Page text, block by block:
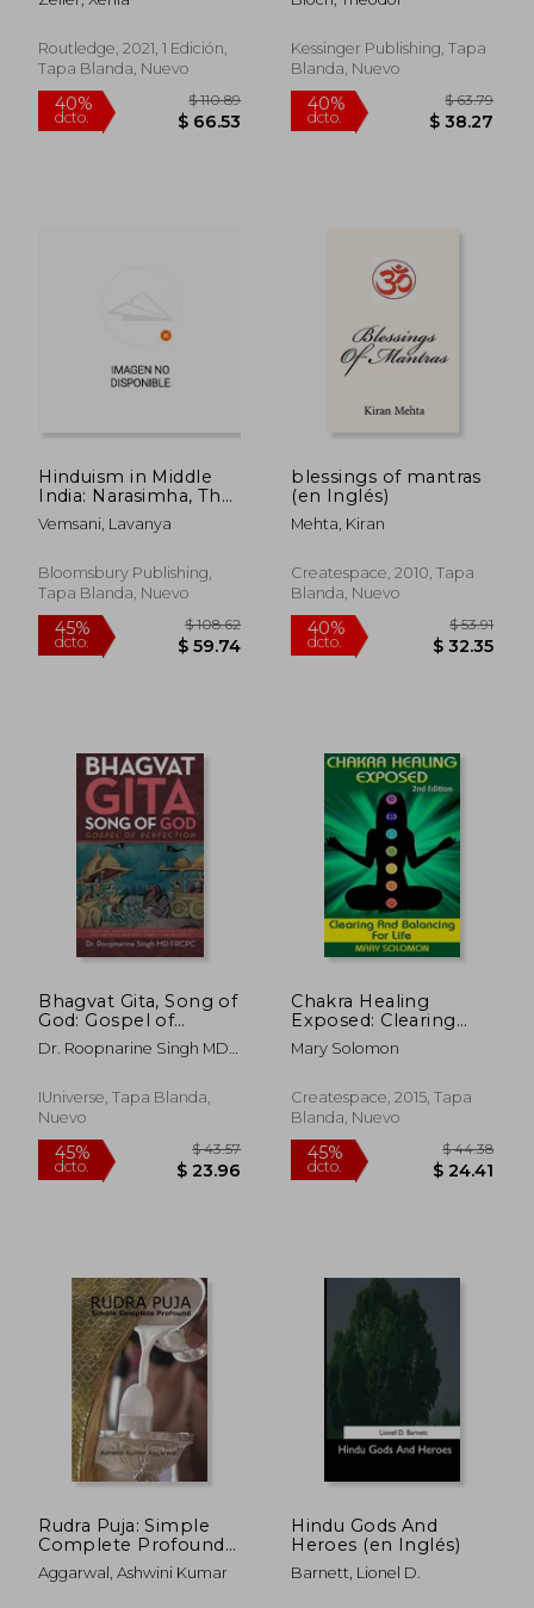
45%
dcto. $ 299.66
40%
dcto.
Culture) (en Inglés)
Routledge, 2021, 1 Edición,
Tapa Blanda, Nuevo
40%
dcto. $ 66.53
Alemán)
Kessinger Publishing, Tapa
Blanda, Nuevo
40%
Hinduism in Middle
India: Narasimha, The
Lord of the Middle
(en Inglés)
Vemsani, Lavanya
Bloomsbury Publishing,
Tapa Blanda, Nuevo
blessings of mantras
(en Inglés)
Mehta, Kiran
Createspace, 2010, Tapa
Blanda, Nuevo
Bhagvat Gita, Song of
God: Gospel of
Perfection
Dr. Roopnarine Singh MD
IUniverse, Tapa Blanda,
Nuevo
Chakra Healing
Exposed: Clearing
and Balancing for Life
(en Inglés)
Mary Solomon
Createspace, 2015, Tapa
Blanda, Nuevo
Rudra Puja: Simple
Complete Profound
(en Sánscrito)
Aggarwal, Ashwini Kumar
Hindu Gods And
Heroes (en Inglés)
Barnett, Lionel D.